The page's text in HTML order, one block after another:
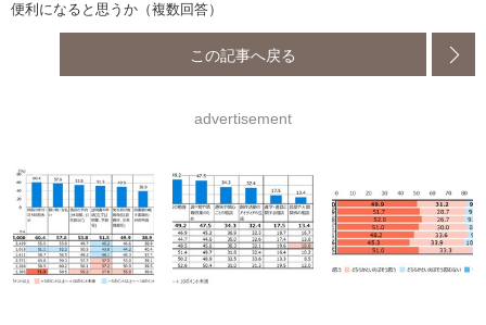
便利になると思うか（複数回答）
この記事へ戻る
advertisement